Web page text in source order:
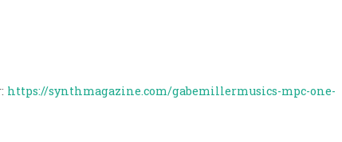
https://synthmagazine.com/gabemillermusics-mpc-one-